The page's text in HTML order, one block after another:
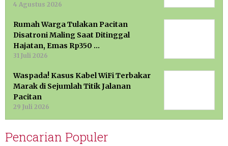
4 Agustus 2026
Rumah Warga Tulakan Pacitan
Disatroni Maling Saat Ditinggal
Hajatan, Emas Rp350 …
31 Juli 2026
Waspada! Kasus Kabel WiFi Terbakar
Marak di Sejumlah Titik Jalanan
Pacitan
29 Juli 2026
Pencarian Populer